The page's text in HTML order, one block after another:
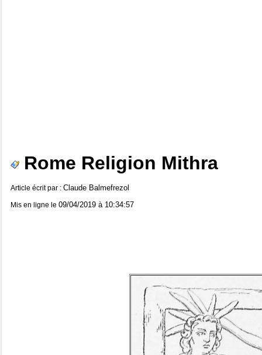
Rome Religion Mithra
Article écrit par : Claude Balmefrezol
Mis en ligne le 09/04/2019 à 10:34:57